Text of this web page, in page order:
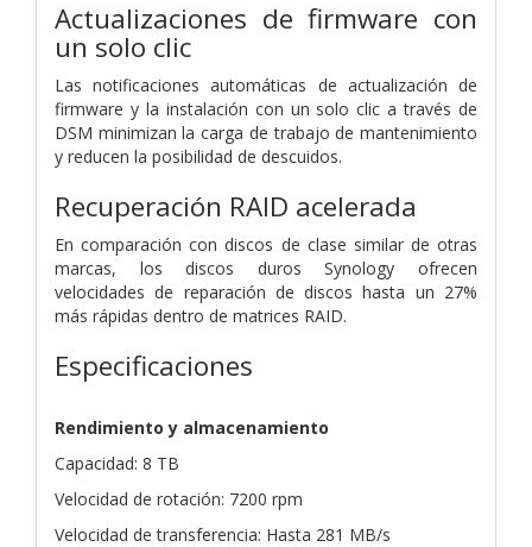
Actualizaciones de firmware con
un solo clic
Las notificaciones automáticas de actualización de
firmware y la instalación con un solo clic a través de
DSM minimizan la carga de trabajo de mantenimiento
y reducen la posibilidad de descuidos.
Recuperación RAID acelerada
En comparación con discos de clase similar de otras
marcas, los discos duros Synology ofrecen
velocidades de reparación de discos hasta un 27%
más rápidas dentro de matrices RAID.
Especificaciones
Rendimiento y almacenamiento
Capacidad: 8 TB
Velocidad de rotación: 7200 rpm
Velocidad de transferencia: Hasta 281 MB/s